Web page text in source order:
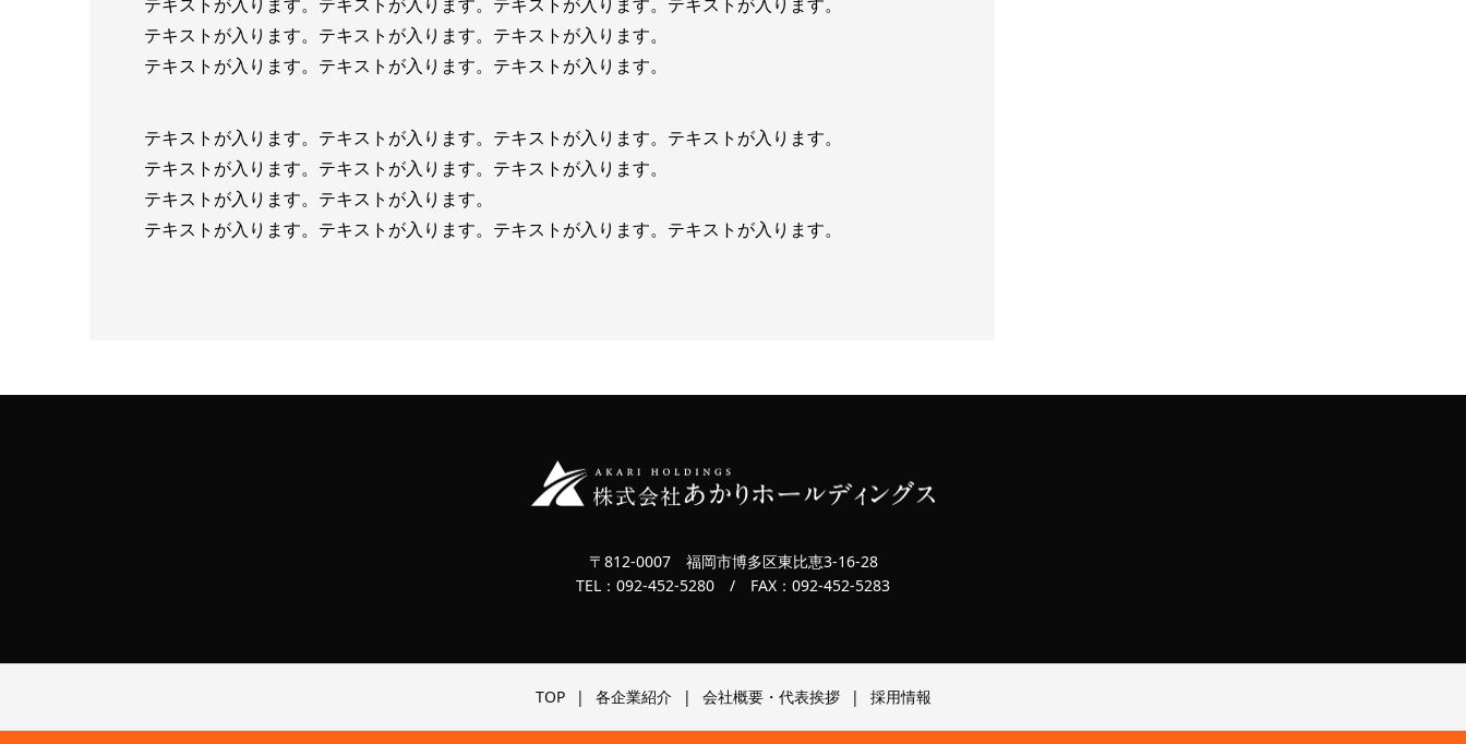
テキストが入ります。テキストが入ります。テキストが入ります。
テキストが入ります。テキストが入ります。テキストが入ります。
テキストが入ります。テキストが入ります。テキストが入ります。テキストが入ります。
テキストが入ります。テキストが入ります。テキストが入ります。
テキストが入ります。テキストが入ります。
テキストが入ります。テキストが入ります。テキストが入ります。テキストが入ります。
〒812-0007 福岡市博多区東比恵3-16-28
TEL： 092-452-5280 / FAX：092-452-5283
TOP 各企業紹介 会社概要・代表挨拶 採用情報